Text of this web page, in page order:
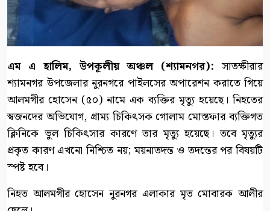
এম এ হালিম, উপকূলীয় অঞ্চল (শ্যামনগর): সাতক্ষীরার
শ্যামনগর উপজেলার নুরনগরে পাইলসের অপারেশন করাতে গিয়ে
আলমগীর হোসেন (৫০) নামে এক ব্যক্তির মৃত্যু হয়েছে। নিহতের
স্বজনদের অভিযোগ, গ্রাম্য চিকিৎসক গোলাম মোস্তফার ব্যক্তিগত
ক্লিনিকে ভুল চিকিৎসার কারণে তার মৃত্যু হয়েছে। তবে মৃত্যুর
প্রকৃত কারণ এখনো নিশ্চিত নয়; ময়নাতদন্ত ও তদন্তের পর বিষয়টি
স্পষ্ট হবে।
নিহত আলমগীর হোসেন নুরনগর এলাকার মৃত মোবারক আলীর